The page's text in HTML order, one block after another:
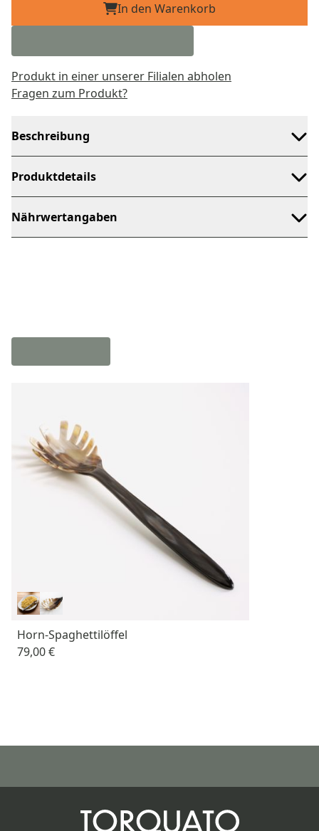
In den Warenkorb
Produkt in einer unserer Filialen abholen
Fragen zum Produkt?
Beschreibung
Produktdetails
Nährwertangaben
Horn-Spaghettilöffel
79,00 €